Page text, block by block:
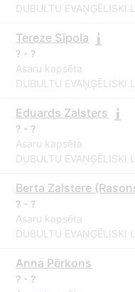
DUBULTU EVAŅĢĒLISKI
Tereze Sīpola
? - ?
Asaru kapsēta
DUBULTU EVAŅĢĒLISKI
Eduards Zalsters
? - ?
Asaru kapsēta
DUBULTU EVAŅĢĒLISKI
Berta Zalstere
? - ?
Asaru kapsēta
DUBULTU EVAŅĢĒLISKI
Anna Pērkons
? - ?